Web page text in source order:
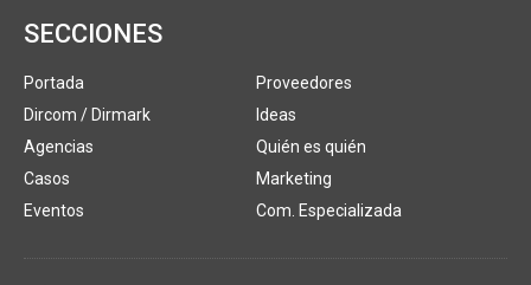
SECCIONES
Portada
Dircom / Dirmark
Agencias
Casos
Eventos
Proveedores
Ideas
Quién es quién
Marketing
Com. Especializada